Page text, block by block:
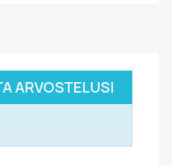
ARVOSTELUSI